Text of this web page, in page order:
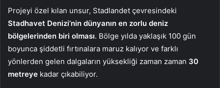
Projeyi özel kılan unsur, Stadlandet çevresindeki
Stadhavet Denizi’nin dünyanın en zorlu deniz
bölgelerinden biri olması. Bölge yılda yaklaşık 100 gün
boyunca şiddetli fırtınalara maruz kalıyor ve farklı
yönlerden gelen dalgaların yüksekliği zaman zaman 30
metreye kadar çıkabiliyor.